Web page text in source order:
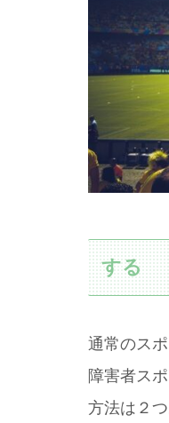
する
通常のス
障害者ス
方法は２